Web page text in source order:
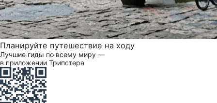
Планируйте путешествие на ходу
Лучшие гиды по всему миру —
в приложении Трипстера